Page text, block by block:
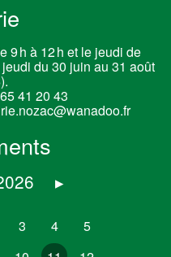
9 h à 12 h et le jeudi de
du 30 juin au 31 août
41 20 43
▸
3 4
5